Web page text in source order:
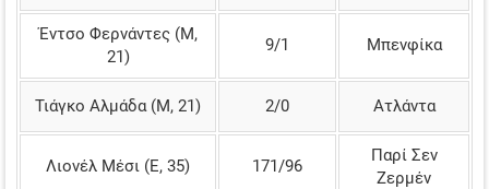
Έντσο Φερνάντες (Μ,
21)
9/1 Μπενφίκα
Τιάγκο Αλμάδα (Μ, 21) 2/0 Ατλάντα
Λιονέλ Μέσι (Ε, 35) 171/96
Παρί Σεν
Ζερμέν